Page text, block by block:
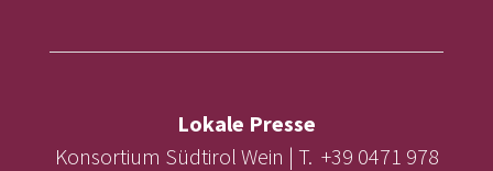
Lokale Presse
Konsortium Südtirol Wein | T. +39 0471 978